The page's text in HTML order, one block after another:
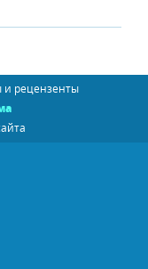
и рецензенты